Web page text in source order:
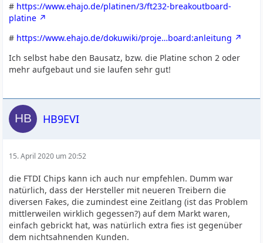
# https://www.ehajo.de/platinen/3/ft232-breakoutboard-
platine
# https://www.ehajo.de/dokuwiki/proje…board:anleitung
Ich selbst habe den Bausatz, bzw. die Platine schon 2 oder
mehr aufgebaut und sie laufen sehr gut!
HB9EVI
15. April 2020 um 20:52
die FTDI Chips kann ich auch nur empfehlen. Dumm war
natürlich, dass der Hersteller mit neueren Treibern die
diversen Fakes, die zumindest eine Zeitlang (ist das Problem
mittlerweilen wirklich gegessen?) auf dem Markt waren,
einfach gebrickt hat, was natürlich extra fies ist gegenüber
dem nichtsahnenden Kunden.